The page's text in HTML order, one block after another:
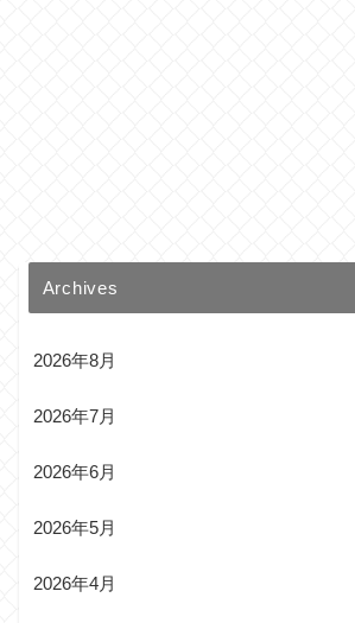
Archives
2026年8月
2026年7月
2026年6月
2026年5月
2026年4月